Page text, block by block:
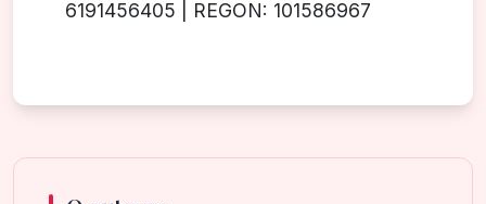
6191456405 | REGON: 101586967